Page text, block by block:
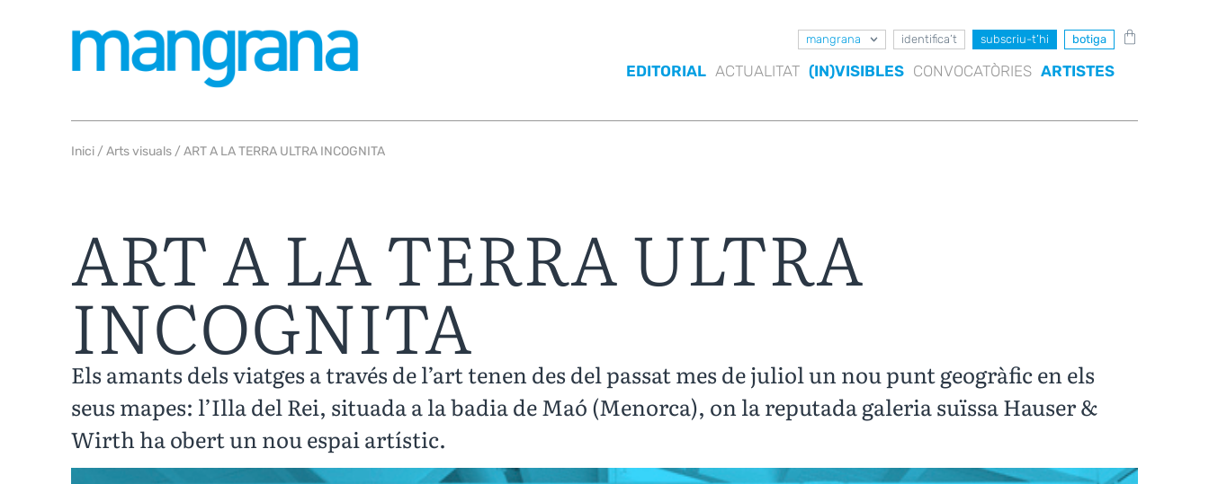
mangrana identifica’t subscriu-t’hi botiga
EDITORIAL ACTUALITAT (IN)VISIBLES CONVOCATÒRIES ARTISTES
Inici /Arts visuals / ART A LA TERRA ULTRA INCOGNITA
ART A LA TERRA ULTRA
INCOGNITA
Els amants dels viatges a través de l’art tenen des del passat mes de juliol un nou punt geogràfic en els
seus mapes: l’Illa del Rei, situada a la badia de Maó (Menorca), on la reputada galeria suïssa Hauser &
Wirth ha obert un nou espai artístic.